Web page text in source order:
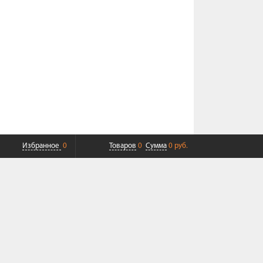
Избранное 0 Товаров 0 Сумма 0 руб.